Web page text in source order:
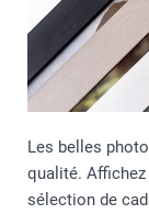
Les belles
qualité.
sélection de